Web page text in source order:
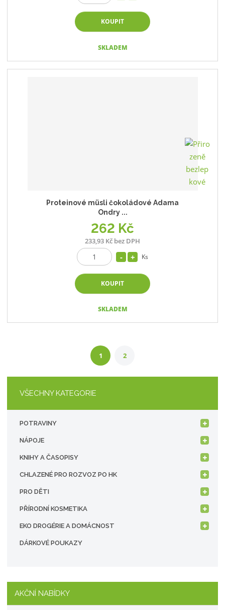
KOUPIT
SKLADEM
Proteinové müsli čokoládové Adama
Ondry ...
262 Kč
233,93 Kč bez DPH
Ks
KOUPIT
SKLADEM
1 2
VŠECHNY KATEGORIE
POTRAVINY
NÁPOJE
KNIHY A ČASOPISY
CHLAZENÉ PRO ROZVOZ PO HK
PRO DĚTI
PŘÍRODNÍ KOSMETIKA
EKO DROGÉRIE A DOMÁCNOST
DÁRKOVÉ POUKAZY
AKČNÍ NABÍDKY